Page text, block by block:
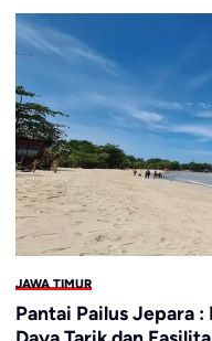
JAWA TIMUR
Pantai Pailus Jepara